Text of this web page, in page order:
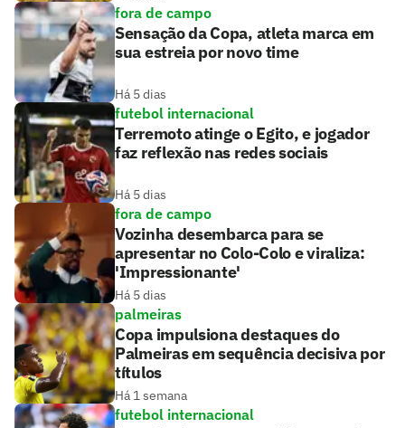
fora de campo
Sensação da Copa, atleta marca em
sua estreia por novo time
Há 5 dias
futebol internacional
Terremoto atinge o Egito, e jogador
faz reflexão nas redes sociais
Há 5 dias
fora de campo
Vozinha desembarca para se
apresentar no Colo-Colo e viraliza:
'Impressionante'
Há 5 dias
palmeiras
Copa impulsiona destaques do
Palmeiras em sequência decisiva por
títulos
Há 1 semana
futebol internacional